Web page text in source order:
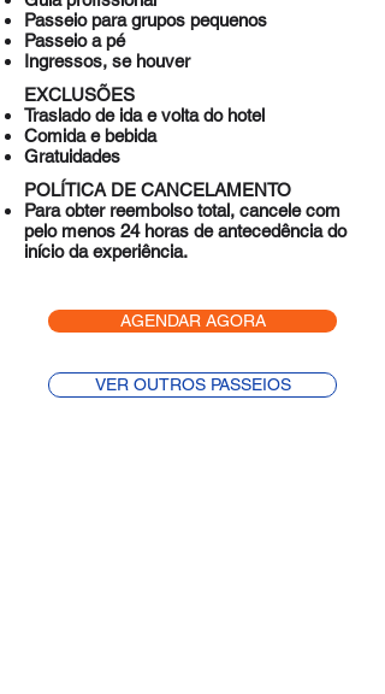
Passeio para grupos pequenos
Passeio a pé
Ingressos, se houver
EXCLUSÕES
Traslado de ida e volta do hotel
Comida e bebida
Gratuidades
POLÍTICA DE CANCELAMENTO
Para obter reembolso total, cancele com
pelo menos 24 horas de antecedência do
início da experiência.
AGENDAR AGORA
VER OUTROS PASSEIOS